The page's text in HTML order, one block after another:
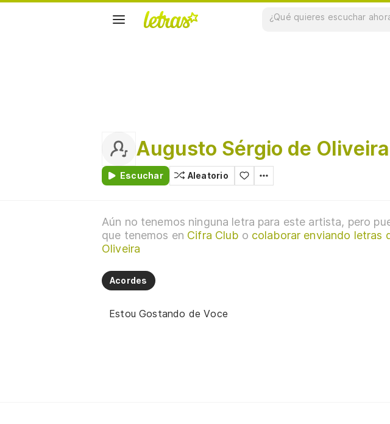
Augusto Sérgio de Oliveira
Escuchar Aleatorio
Aún no tenemos ninguna letra para este artista, pero
que tenemos en Cifra Club o colaborar enviando letras
Oliveira
Acordes
Estou Gostando de Voce